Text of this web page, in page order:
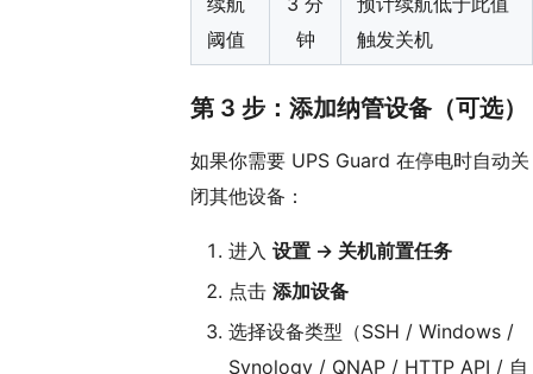
阈值
钟
触发关机
第 3 步：添加纳管设备（可选）
如果你需要 UPS Guard 在停电时自动关
闭其他设备：
进入 设置 → 关机前置任务
点击 添加设备
选择设备类型（SSH / Windows /
Synology / QNAP / HTTP API / 自